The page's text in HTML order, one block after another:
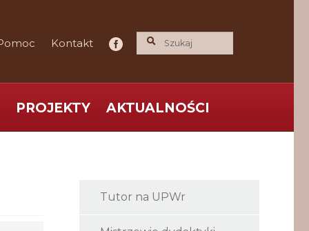
Kontakt
PROJEKTY AKTUALNOŚCI
Tutor na UPWr